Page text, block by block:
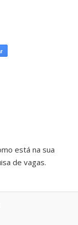
está na sua
de vagas.